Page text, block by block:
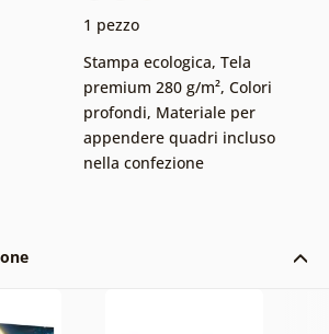
1 pezzo
Stampa ecologica, Tela
premium 280 g/m², Colori
profondi, Materiale per
appendere quadri incluso
nella confezione